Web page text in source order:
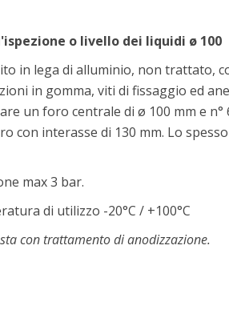
o livello dei liquidi ø 100
in lega di alluminio, non trattato,
in gomma, viti di fissaggio ed
un foro centrale di ø 100 mm e
con interasse di 130 mm. Lo
max 3 bar.
di utilizzo -20°C / +100°C
con trattamento di anodizzazione.